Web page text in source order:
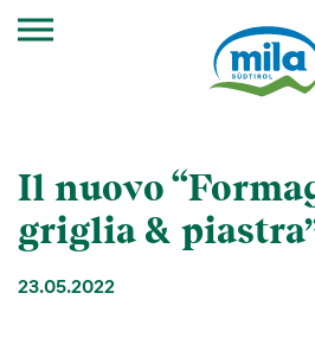
Il nuovo
griglia &
23.05.2022